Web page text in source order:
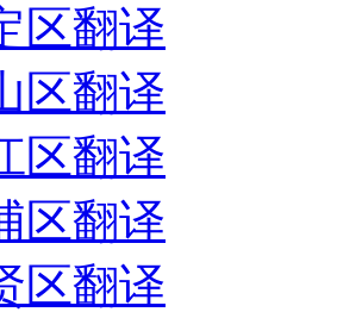
区翻译
区翻译
区翻译
区翻译
区翻译